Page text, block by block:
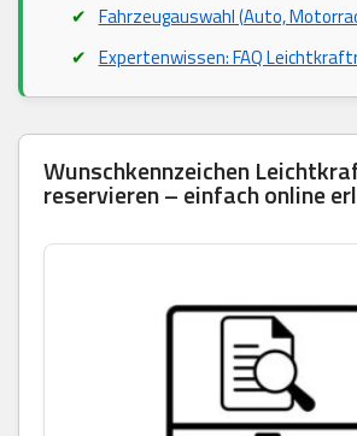
Fahrzeugauswahl (Auto,
Expertenwissen: FAQ
Wunschkennzeichen
reservieren – einfach online